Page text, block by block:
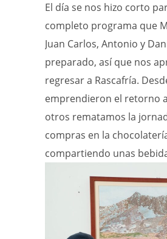
El día se nos hizo corto
completo programa que
Juan Carlos, Antonio y
preparado, así que nos
regresar a Rascafría.
emprendieron el retorno
otros rematamos la
compras en la
compartiendo unas